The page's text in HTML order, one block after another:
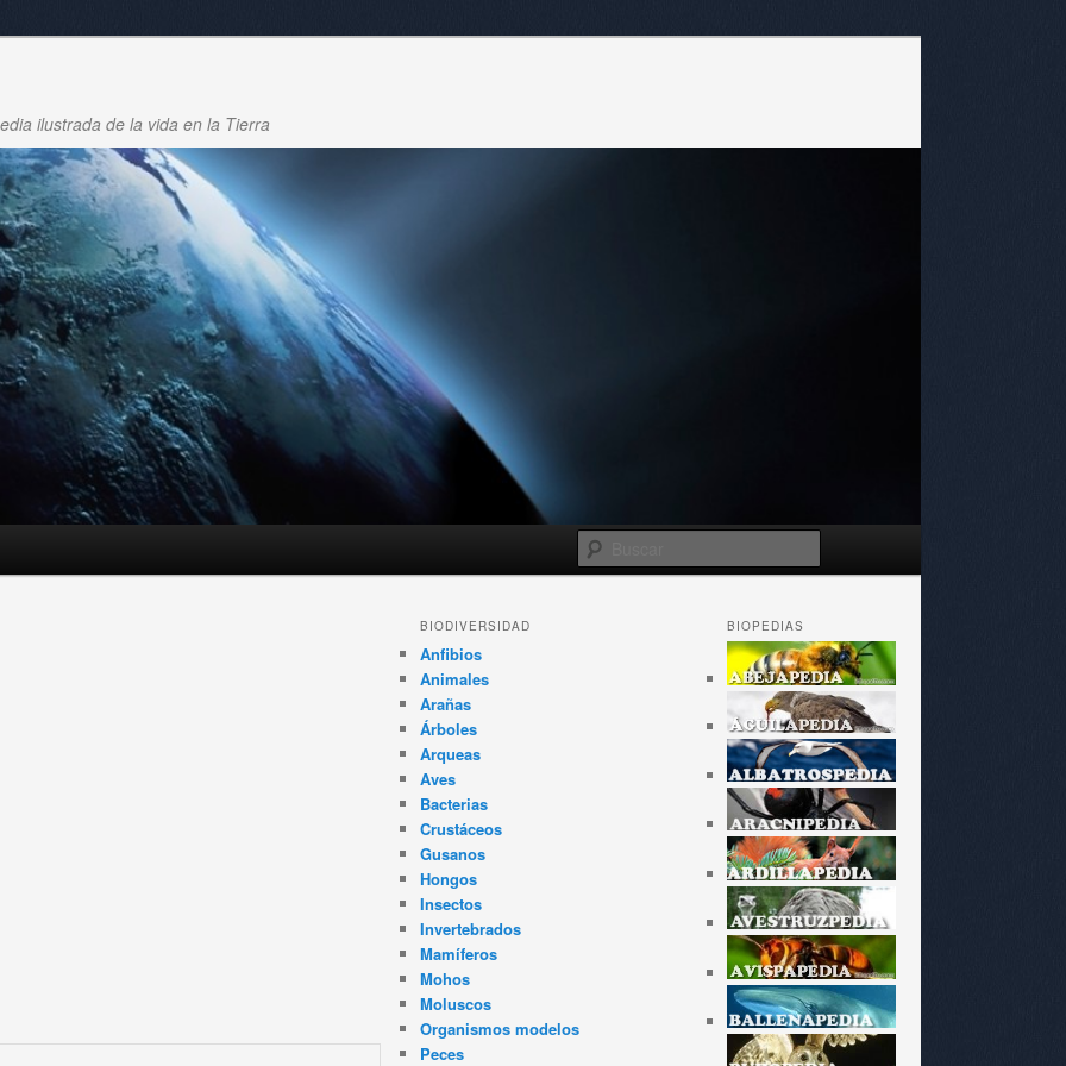
ilustrada de la vida en la Tierra
BIOPEDIAS
BIODIVERSIDAD
Anfibios
Animales
Arañas
Árboles
Arqueas
Aves
Bacterias
Crustáceos
Gusanos
Hongos
Insectos
Invertebrados
Mamíferos
Mohos
Moluscos
Organismos modelos
Peces